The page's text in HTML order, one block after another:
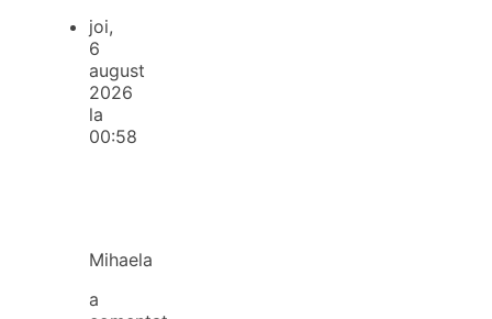
joi,
6
august
2026
la
00:58
Mihaela
a